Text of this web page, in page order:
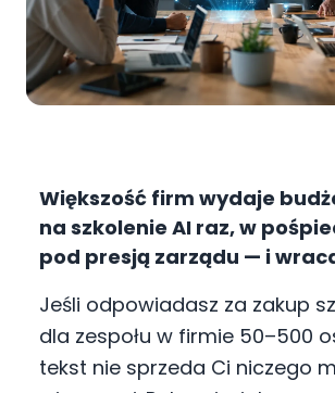
Większość firm wydaje
na szkolenie AI raz, w
pod presją zarządu — i
na warsztacie, dostali
a po dwóch tygodniach
dokładnie tak jak wcześniej.
Jeśli odpowiadasz za zakup
dla zespołu w firmie 50–500
tekst nie sprzeda Ci niczego